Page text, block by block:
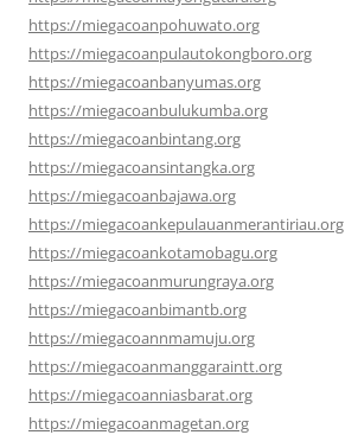
https://miegacoanpohuwato.org
https://miegacoanpulautokongboro.org
https://miegacoanbanyumas.org
https://miegacoanbulukumba.org
https://miegacoanbintang.org
https://miegacoansintangka.org
https://miegacoanbajawa.org
https://miegacoankepulauanmerantiriau.org
https://miegacoankotamobagu.org
https://miegacoanmurungraya.org
https://miegacoanbimantb.org
https://miegacoannmamuju.org
https://miegacoanmanggaraintt.org
https://miegacoanniasbarat.org
https://miegacoanmagetan.org